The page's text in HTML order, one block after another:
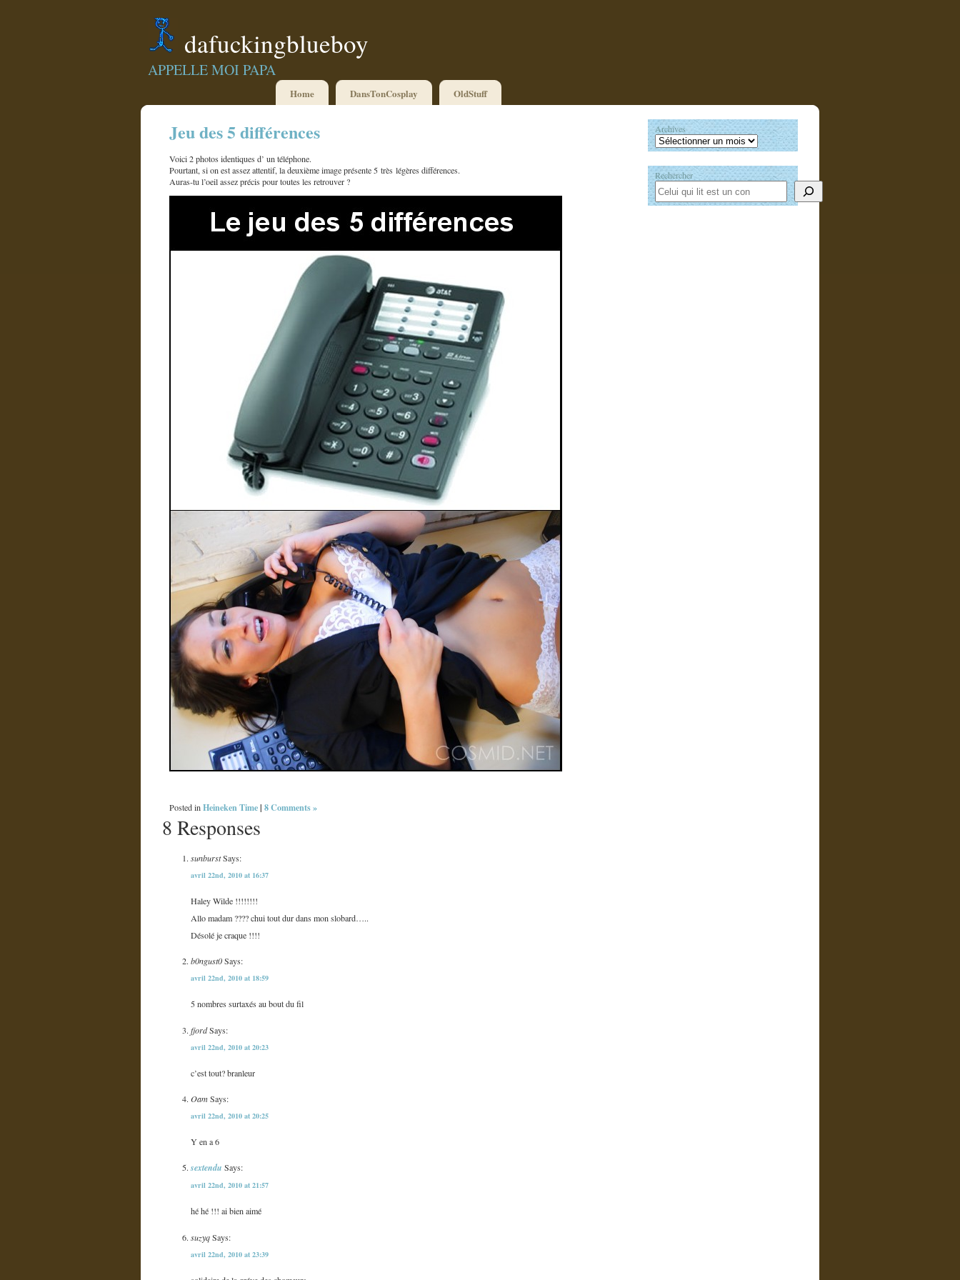
dafuckingblueboy
APPELLE MOI PAPA
Home DansTonCosplay OldStuff
Jeu des 5 différences
Voici 2 photos identiques d’ un téléphone.
Pourtant, si on est assez attentif, la deuxième image présente 5 très légères différences.
Auras-tu l’oeil assez précis pour toutes les retrouver ?
Posted inHeineken Time| 8 Comments »
8 Responses
sunburstSays:
avril 22nd, 2010 at 16:37
Haley Wilde !!!!!!!!
Allo madam ???? chui tout dur dans mon slobard…..
Désolé je craque !!!!
b0ngust0Says:
avril 22nd, 2010 at 18:59
5 nombres surtaxés au bout du fil
fjordSays:
avril 22nd, 2010 at 20:23
c’est tout? branleur
OamSays:
avril 22nd, 2010 at 20:25
Y en a 6
sextendu Says:
avril 22nd, 2010 at 21:57
hé hé !!! ai bien aimé
suzyqSays:
avril 22nd, 2010 at 23:39
Archives
Rechercher